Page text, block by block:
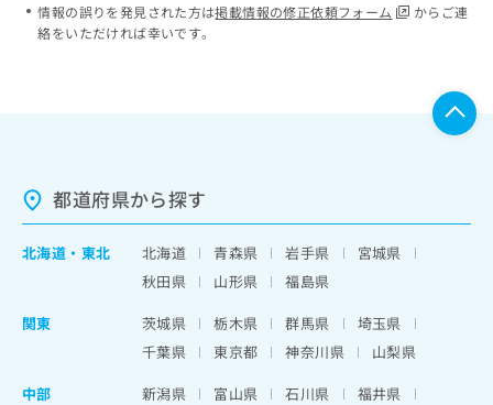
情報の誤りを発見された方は掲載情報の修正依頼フォーム
からご連
絡をいただければ幸いです。
都道府県から探す
北海道 ・ 東北 北海道 青森県 岩手県
宮城県
秋田県
山形県
福島県
関東
茨城県 栃木県 群馬県
埼玉県
千葉県
東京都 神奈川県
山梨県
中部
新潟県 富山県 石川県
福井県